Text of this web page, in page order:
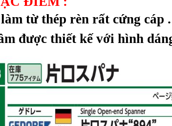
từ thép rèn rất cứng cáp .
được thiết kế với hình